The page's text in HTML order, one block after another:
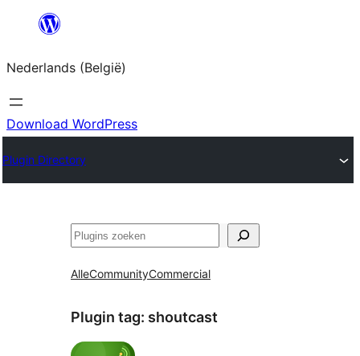
Spring
de
inhoud
Nederlands (België)
Download WordPress
Plugin Directory
Zoeken
AlleCommunityCommercial
Plugin tag: shoutcast